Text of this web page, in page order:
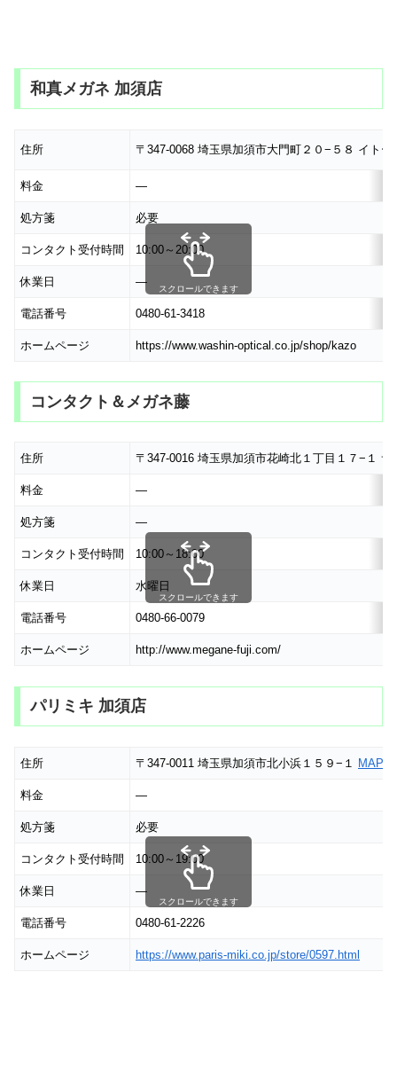
和真メガネ 加須店
住所 〒347-0068 埼玉県加須市大門町２０−５８ イト
料金 ―
処方箋 必要
コンタクト受付時間 10:00～20:00
休業日 ―
電話番号 0480-61-3418
ホームページ https://www.washin-optical.co.jp/shop/kazo
スクロールできます
コンタクト＆メガネ藤
住所 〒347-0016 埼玉県加須市花崎北１丁目１７−１
料金 ―
処方箋 ―
コンタクト受付時間 10:00～18:00
休業日 水曜日
電話番号 0480-66-0079
ホームページ http://www.megane-fuji.com/
スクロールできます
パリミキ 加須店
住所 〒347-0011 埼玉県加須市北小浜１５９−１ MAP
料金 ―
処方箋 必要
コンタクト受付時間 10:00～19:00
休業日 ―
電話番号 0480-61-2226
ホームページ https://www.paris-miki.co.jp/store/0597.html
スクロールできます